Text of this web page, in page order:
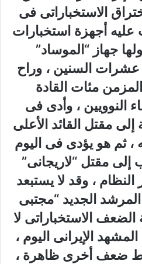
الاستخباراتى فى
أجهزة استخبارات
جهاز “الموساد”
عشرات السنين ، وراح
مئات القادة
النوويين ، وأدى فى
مقتل القائد الأعلى
ثم هو يؤدى فى اليوم
مقتل “لاريجانى”
، وقد لا يستبعد
الجديد “مجتبى
الاستخباراتى لا
الإيرانى اليوم ،
ضعف أخرى ظاهرة ،